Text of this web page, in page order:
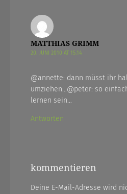
MATTHIAS GRIMM
20. JUNI 2010 AT 15.14
@annette: dann müsst ihr
umziehen…@peter: so
lernen sein…
Antworten
kommentieren
Deine E-Mail-Adresse wird